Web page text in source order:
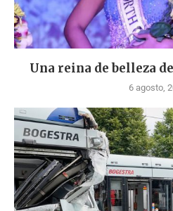
Una reina de belleza
6 agosto,